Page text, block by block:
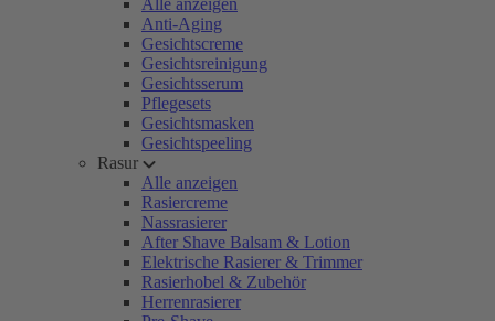
Alle anzeigen
Anti-Aging
Gesichtscreme
Gesichtsreinigung
Gesichtsserum
Pflegesets
Gesichtsmasken
Gesichtspeeling
Rasur
Alle anzeigen
Rasiercreme
Nassrasierer
After Shave Balsam & Lotion
Elektrische Rasierer & Trimmer
Rasierhobel & Zubehör
Herrenrasierer